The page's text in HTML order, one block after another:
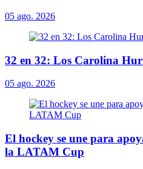
05 ago. 2026
32 en 32: Los Carolina
05 ago. 2026
El hockey se une para
la LATAM Cup